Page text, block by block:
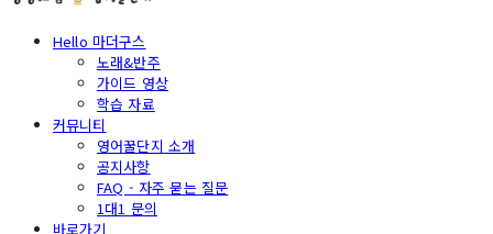
Hello 마더구스
노래&반주
가이드 영상
학습 자료
커뮤니티
영어꿀단지 소개
공지사항
FAQ - 자주 묻는 질문
1대1 문의
바로가기